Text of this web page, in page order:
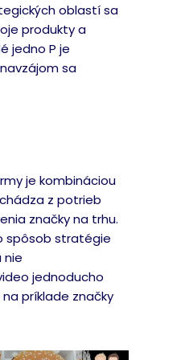
oblastí sa
produkty a
jedno P je
sa
je kombináciou
z potrieb
značky na trhu.
spôsob stratégie
nie
jednoducho
príklade značky